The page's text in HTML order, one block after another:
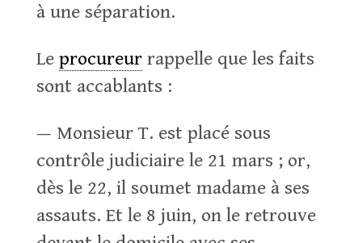
à une séparation.
Le procureurrappelle que les faits
sont accablants :
— Monsieur T. est placé sous
contrôle judiciaire le 21 mars ; or,
dès le 22, il soumet madame à ses
assauts. Et le 8 juin, on le retrouve